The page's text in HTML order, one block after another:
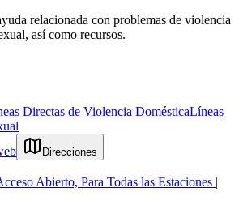
relacionada con problemas de violencia
así como recursos.
Directas de Violencia DomésticaLíneas
Direcciones
Abierto, Para Todas las Estaciones |